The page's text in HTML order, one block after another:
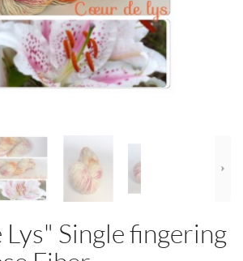
Single fingering